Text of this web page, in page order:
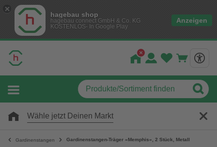
hagebau shop
hagebau connect GmbH & Co. KG
KOSTENLOS- In Google Play
Anzeigen
Wähle jetzt Deinen Markt
Gardinenstangen Gardinenstangen-Träger »Memphis«, 2 Stück, Metall